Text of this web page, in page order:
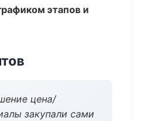
этапов и
цена/
закупали сами